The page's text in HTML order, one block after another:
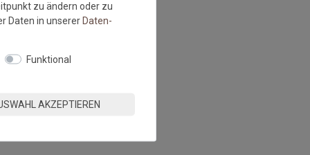
zu ändern oder zu
Daten in unsererDaten­
Funktional
AKZEPTIEREN